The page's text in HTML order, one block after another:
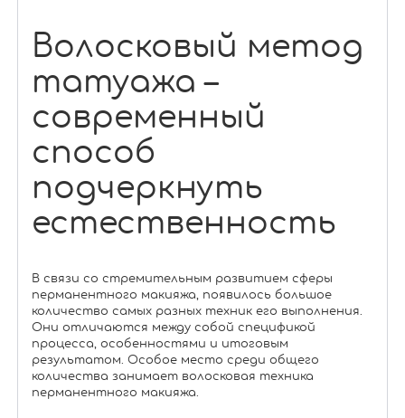
Волосковый метод
татуажа –
современный
способ
подчеркнуть
естественность
В связи со стремительным развитием сферы
перманентного макияжа, появилось большое
количество самых разных техник его выполнения.
Они отличаются между собой спецификой
процесса, особенностями и итоговым
результатом. Особое место среди общего
количества занимает волосковая техника
перманентного макияжа.